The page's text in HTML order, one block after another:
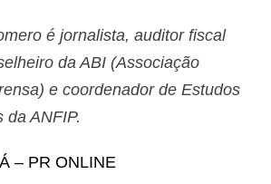
é jornalista, auditor fiscal
da ABI (Associação
e coordenador de Estudos
da ANFIP.
– PR ONLINE